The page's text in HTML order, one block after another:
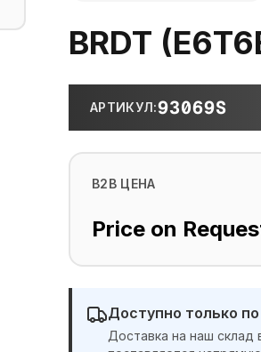
BRDT
АРТИКУЛ:93069S
B2B ЦЕНА
Price on
Доступно только по
Доставка на наш